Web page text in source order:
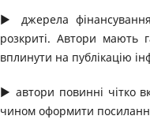
▶ джерела фінансування
розкриті. Автори мають
вплинути на публікацію
▶ автори повинні чітко
чином оформити